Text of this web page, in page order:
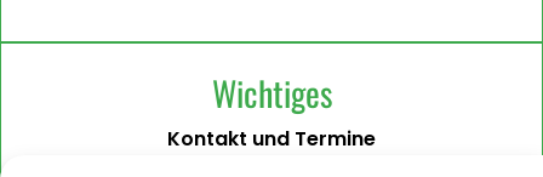
Wichtiges
Kontakt und Termine